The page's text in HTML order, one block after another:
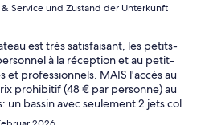
Service und Zustand der Unterkunft
est très satisfaisant, les petits-
à la réception et au petit-
et professionnels. MAIS l'accès au
prohibitif (48 € par personne) au
bassin avec seulement 2 jets col
; un personnel qu'il faut